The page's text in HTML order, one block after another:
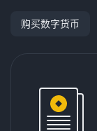
购买数字货币